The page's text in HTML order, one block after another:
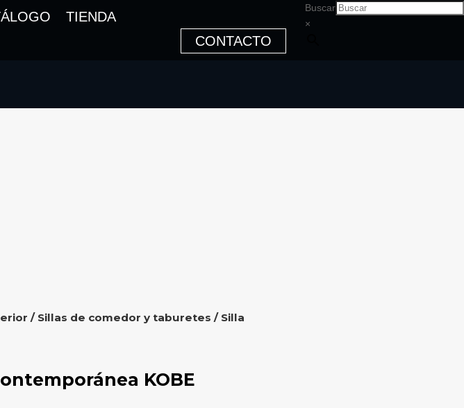
TIENDA
CONTACTO
Buscar
×
/ Sillas de comedor y taburetes / Silla
KOBE